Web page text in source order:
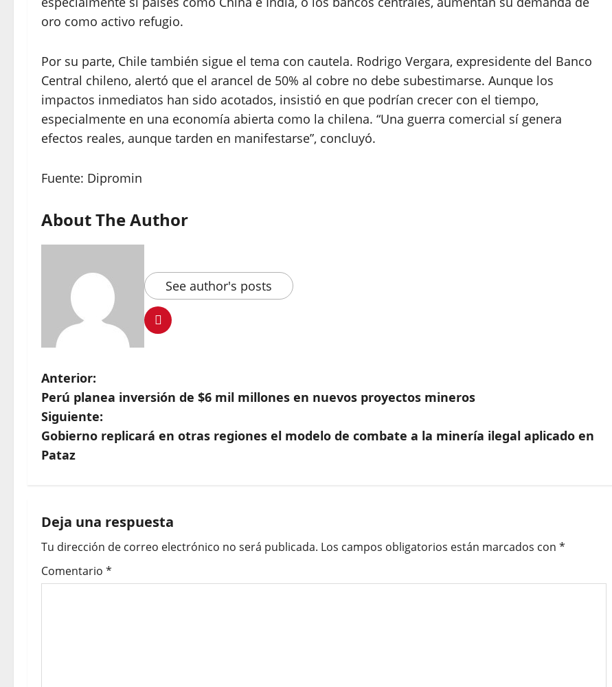
oro como activo refugio.
Por su parte, Chile también sigue el tema con cautela. Rodrigo Vergara, expresidente del Banco
Central chileno, alertó que el arancel de 50% al cobre no debe subestimarse. Aunque los
impactos inmediatos han sido acotados, insistió en que podrían crecer con el tiempo,
especialmente en una economía abierta como la chilena. “Una guerra comercial sí genera
efectos reales, aunque tarden en manifestarse”, concluyó.
Fuente: Dipromin
About The Author
See author's posts
Anterior:
Perú planea inversión de $6 mil millones en nuevos proyectos mineros
Siguiente:
Gobierno replicará en otras regiones el modelo de combate a la minería ilegal aplicado en
Pataz
Deja una respuesta
Tu dirección de correo electrónico no será publicada. Los campos obligatorios están marcados con *
Comentario *